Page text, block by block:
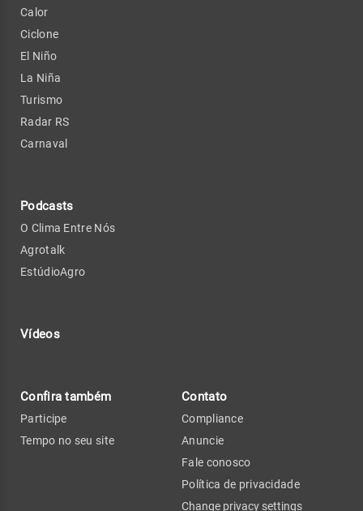
Calor
Ciclone
El Niño
La Niña
Turismo
Radar RS
Carnaval
Podcasts
O Clima Entre Nós
Agrotalk
EstúdioAgro
Vídeos
Confira também
Participe
Tempo no seu site
Contato
Compliance
Anuncie
Fale conosco
Política de privacidade
Change privacy settings